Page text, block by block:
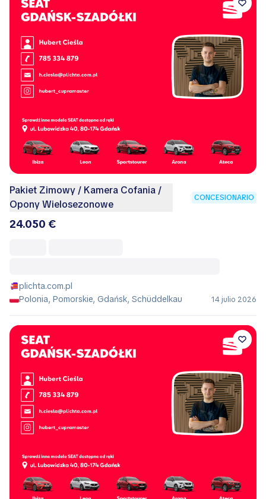
Pakiet Zimowy / Kamera Cofania /
Opony Wielosezonowe
CONCESIONARIO
24.050 €
plichta.com.pl
Polonia, Pomorskie, Gdańsk, Schüddelkau
14 julio 2026